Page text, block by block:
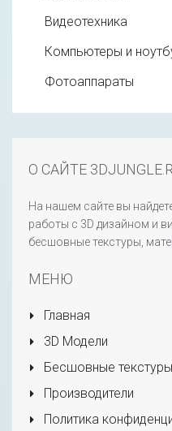
Видеотехника
Компьютеры и
Фотоаппараты
О САЙТЕ
На нашем сайте вы
работы с 3D дизайном и
бесшовные текстуры,
МЕНЮ
Главная
3D Модели
Бесшовные текстуры
Производители
Политика